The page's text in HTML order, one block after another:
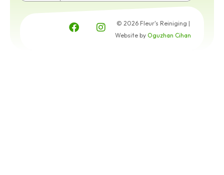
© 2026 Fleur's Reiniging |
Website by Oguzhan Cihan